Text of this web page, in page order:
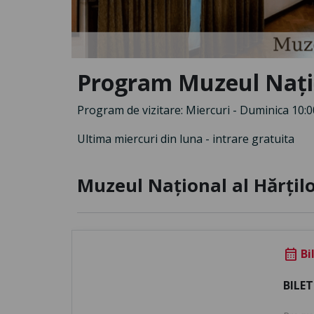
Program Muzeul
Program de vizitare: Miercuri - Duminica
Ultima miercuri din luna - intrare gratuita
Muzeul Național al
calendar_month